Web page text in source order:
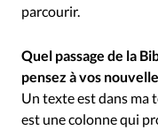
parcourir.
Quel passage de la
pensez à vos
Un texte est dans ma
est une colonne qui